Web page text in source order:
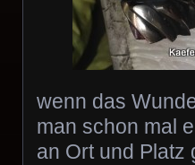
wenn das
man schon mal
an Ort und Platz